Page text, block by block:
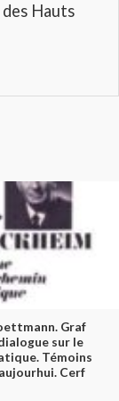
Hauts
Graf
sur le
Témoins
Cerf